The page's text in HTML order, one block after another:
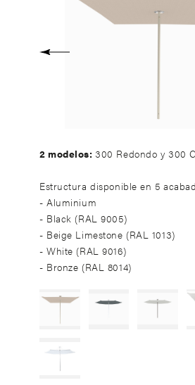
2 modelos: 300 Redondo y 300
Estructura disponible en 5
- Aluminium
- Black (RAL 9005)
- Beige Limestone (RAL 1013)
- White (RAL 9016)
- Bronze (RAL 8014)